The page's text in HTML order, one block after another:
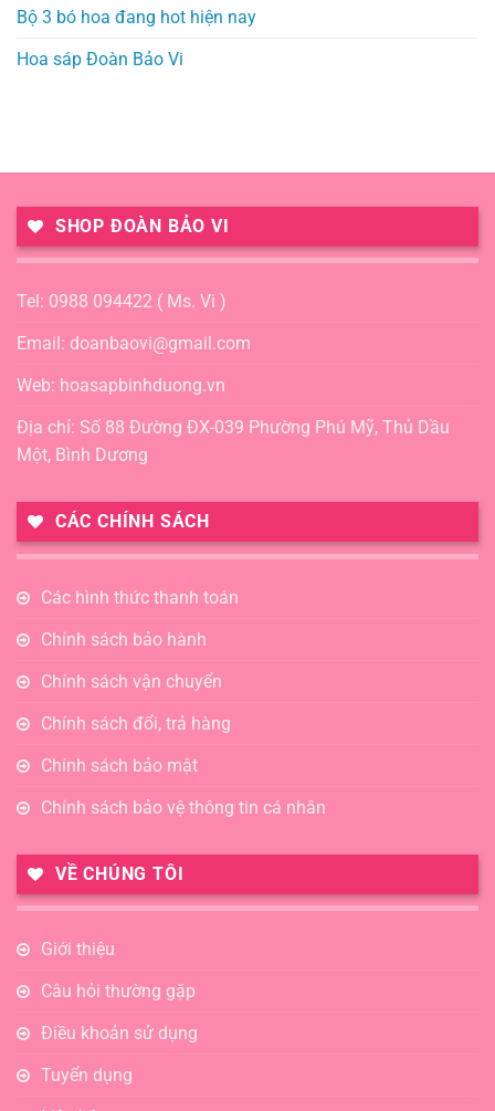
Bộ 3 bó hoa đang hot hiện nay
Hoa sáp Đoàn Bảo Vi
SHOP ĐOÀN BẢO VI
Tel: 0988 094422 ( Ms. Vi )
Email: doanbaovi@gmail.com
Web: hoasapbinhduong.vn
Địa chỉ: Số 88 Đường ĐX-039 Phường Phú Mỹ, Thủ Dầu
Một, Bình Dương
CÁC CHÍNH SÁCH
Các hình thức thanh toán
Chính sách bảo hành
Chính sách vận chuyển
Chính sách đổi, trả hàng
Chính sách bảo mật
Chính sách bảo vệ thông tin cá nhân
VỀ CHÚNG TÔI
Giới thiệu
Câu hỏi thường gặp
Điều khoản sử dụng
Tuyển dụng